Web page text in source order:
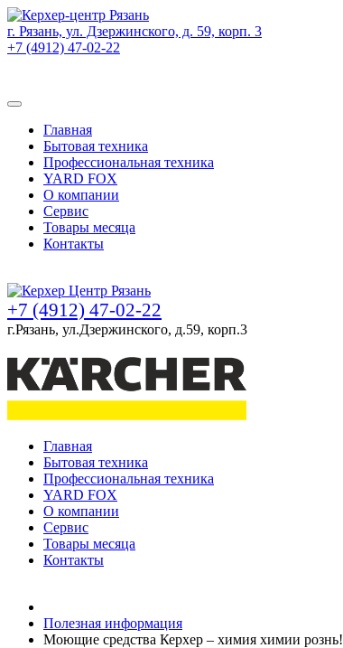
г. Рязань, ул. Дзержинского, д. 59, корп. 3
+7 (4912) 47-02-22
Главная
Бытовая техника
Профессиональная техника
YARD FOX
О компании
Сервис
Товары месяца
Контакты
+7 (4912) 47-02-22
г.Рязань, ул.Дзержинского, д.59, корп.3
Главная
Бытовая техника
Профессиональная техника
YARD FOX
О компании
Сервис
Товары месяца
Контакты
Полезная информация
Моющие средства Керхер – химия химии рознь!